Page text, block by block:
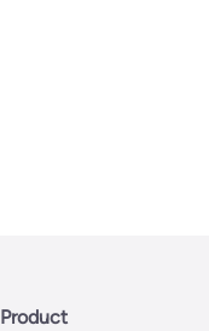
Product